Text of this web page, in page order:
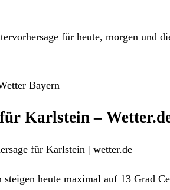
für heute, morgen und
Bayern
Karlstein –
für Karlstein | wetter.de
heute maximal auf 13 Grad